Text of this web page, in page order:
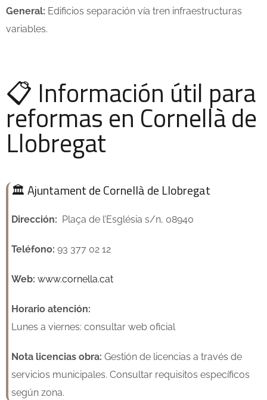
General: Edificios separación vía tren infraestructuras
variables.
📋 Información útil para
reformas en Cornellà de
Llobregat
🏛️ Ajuntament de Cornellà de Llobregat
Dirección: Plaça de l’Església s/n, 08940
Teléfono: 93 377 02 12
Web: www.cornella.cat
Horario atención:
Lunes a viernes: consultar web oficial
Nota licencias obra: Gestión de licencias a través de
servicios municipales. Consultar requisitos específicos
según zona.